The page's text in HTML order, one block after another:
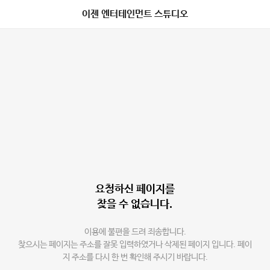
이젠 엔터테인먼트 스튜디오
요청하신 페이지를
찾을 수 없습니다.
이용에 불편을 드려 죄송합니다.
찾으시는 페이지는 주소를 잘못 입력하였거나 삭제된 페이지 입니다. 페이
지 주소를 다시 한 번 확인해 주시기 바랍니다.